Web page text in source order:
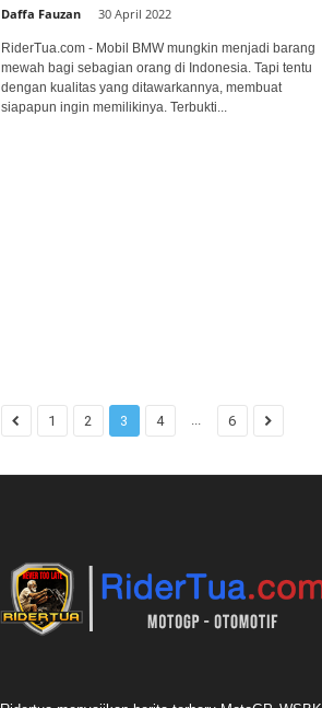
Daffa Fauzan 30 April 2022
RiderTua.com - Mobil BMW mungkin menjadi barang
mewah bagi sebagian orang di Indonesia. Tapi tentu
dengan kualitas yang ditawarkannya, membuat
siapapun ingin memilikinya. Terbukti...
1 2 3 4 ... 6